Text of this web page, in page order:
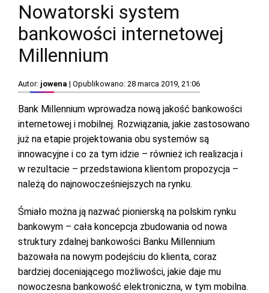
Nowatorski system
bankowości internetowej
Millennium
Autor: jowena | Opublikowano: 28 marca 2019, 21:06
Bank Millennium wprowadza nową jakość bankowości
internetowej i mobilnej. Rozwiązania, jakie zastosowano
już na etapie projektowania obu systemów są
innowacyjne i co za tym idzie – również ich realizacja i
w rezultacie – przedstawiona klientom propozycja –
należą do najnowocześniejszych na rynku.
Śmiało można ją nazwać pionierską na polskim rynku
bankowym – cała koncepcja zbudowania od nowa
struktury zdalnej bankowości Banku Millennium
bazowała na nowym podejściu do klienta, coraz
bardziej doceniającego możliwości, jakie daje mu
nowoczesna bankowość elektroniczna, w tym mobilna.